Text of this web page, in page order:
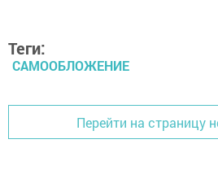
Теги:
САМООБЛОЖЕНИЕ
Перейти на страницу